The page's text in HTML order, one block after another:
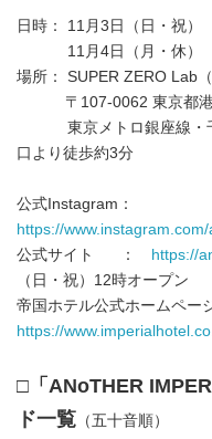
日時： 11月3日（日・祝
11月4日（月・休）
場所： SUPER ZERO Lab（
〒107-0062 東京都港区
東京メトロ銀座線・千
口より徒歩約3分
公式Instagram：
https://
公式サイト ：
https://
（日・祝）12時オープン
帝国ホテル公式ホームペー
https://
□「ANoTHER
ド一覧 （五十音順）